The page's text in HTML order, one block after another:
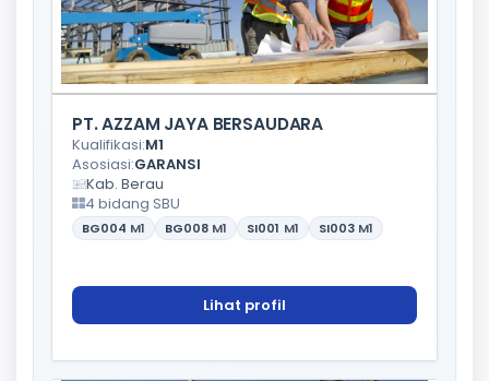
PT. AZZAM JAYA BERSAUDARA
Kualifikasi:M1
Asosiasi:GARANSI
Kab. Berau
4 bidang SBU
BG004 M1 BG008 M1 SI001 M1 SI003 M1
Lihat profil